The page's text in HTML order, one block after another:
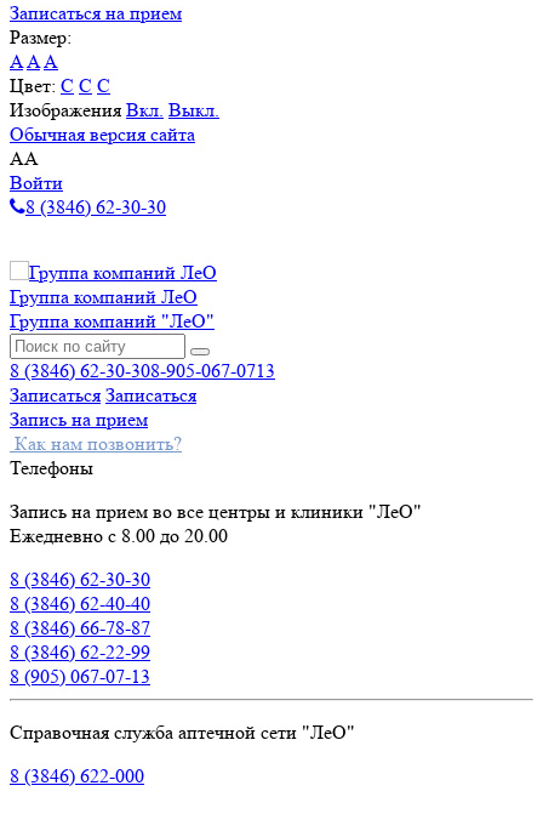
Записаться на прием
Размер:
AAA
Цвет: C C C
Изображения Вкл. Выкл.
Обычная версия сайта
AA
Войти
8 (3846) 62-30-30
Группа компаний ЛеО
Группа компаний "ЛеО"
8 (3846) 62-30-308-905-067-0713
Записаться Записаться
Запись на прием
Как нам позвонить?
Телефоны
Запись на прием во все центры и клиники "ЛеО"
Ежедневно с 8.00 до 20.00
8 (3846) 62-30-30
8 (3846) 62-40-40
8 (3846) 66-78-87
8 (3846) 62-22-99
8 (905) 067-07-13
Справочная служба аптечной сети "ЛеО"
8 (3846) 622-000